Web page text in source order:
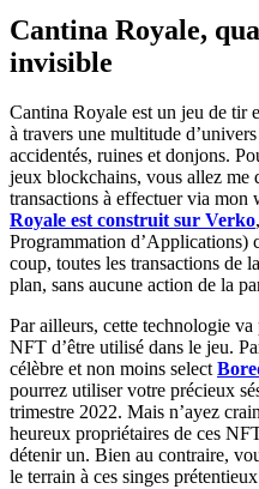
Cantina Royale,
invisible
Cantina Royale est un jeu de tir
à travers une multitude
accidentés, ruines et donjons.
jeux blockchains, vous allez me
transactions à effectuer via mon
Royale est construit sur Verko
Programmation d’Applications)
coup, toutes les transactions de
plan, sans aucune action de la
Par ailleurs, cette technologie
NFT d’être utilisé dans le jeu.
célèbre et non moins select
pourrez utiliser votre précieux
trimestre 2022. Mais n’ayez
heureux propriétaires de ces
détenir un. Bien au contraire,
le terrain à ces singes